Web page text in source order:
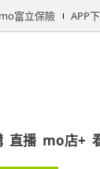
富立保險 APP
直播 mo店+